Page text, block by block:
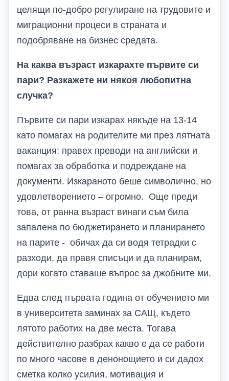
целящи по-добро регулиране на трудовите и
миграционни процеси в страната и
подобряване на бизнес средата.
На каква възраст изкарахте първите си
пари? Разкажете ни някоя любопитна
случка?
Първите си пари изкарах някъде на 13-14
като помагах на родителите ми през лятната
ваканция: правех преводи на английски и
помагах за обработка и подреждане на
документи. Изкараното беше символично, но
удовлетворението – огромно. Още преди
това, от ранна възраст винаги съм била
запалена по бюджетирането и планирането
на парите - обичах да си водя тетрадки с
разходи, да правя списъци и да планирам,
дори когато ставаше въпрос за джобните ми.
Едва след първата година от обучението ми
в университета заминах за САЩ, където
лятото работих на две места. Тогава
действително разбрах какво е да се работи
по много часове в денонощието и си дадох
сметка колко усилия, мотивация и